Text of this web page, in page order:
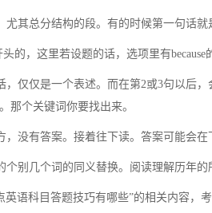
其总分结构的段。有的时候第一句话
的，这里若设题的话，选项里有
仅仅是一个表述。而在第2或3句以后
那个关键词你要找出来。
没有答案。接着往下读。答案可能会
别几个词的同义替换。阅读理解历年
语科目答题技巧有哪些”的相关内容，